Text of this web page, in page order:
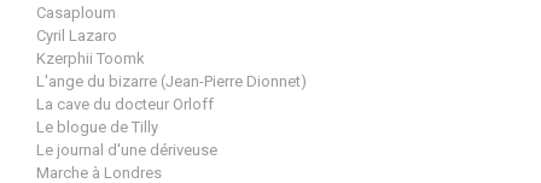
Casaploum
Cyril Lazaro
Kzerphii Toomk
L'ange du bizarre (Jean-Pierre Dionnet)
La cave du docteur Orloff
Le blogue de Tilly
Le journal d'une dériveuse
Marche à Londres